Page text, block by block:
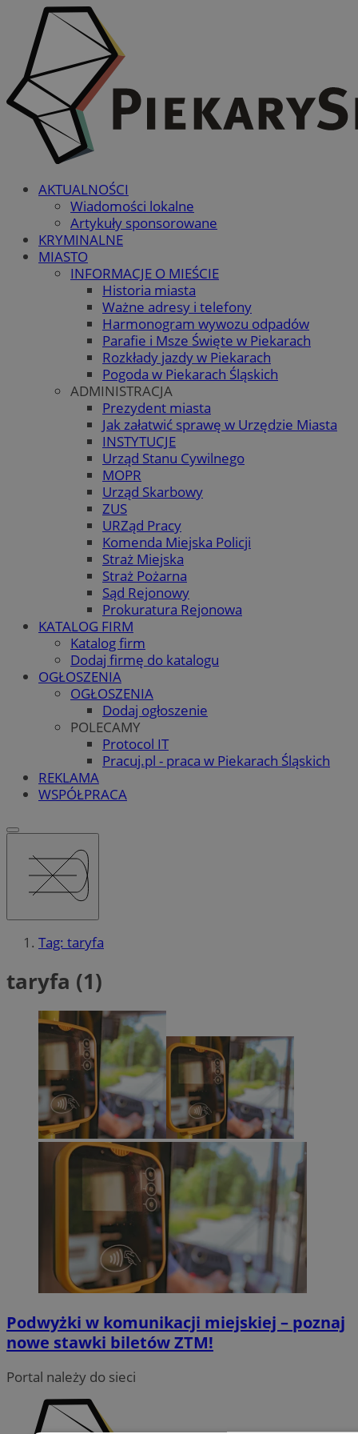
AKTUALNOŚCI
Wiadomości lokalne
Artykuły sponsorowane
KRYMINALNE
MIASTO
INFORMACJE O MIEŚCIE
Historia miasta
Ważne adresy i telefony
Harmonogram wywozu odpadów
Parafie i Msze Święte w Piekarach
Rozkłady jazdy w Piekarach
Pogoda w Piekarach Śląskich
ADMINISTRACJA
Prezydent miasta
Jak załatwić sprawę w Urzędzie Miasta
INSTYTUCJE
Urząd Stanu Cywilnego
MOPR
Urząd Skarbowy
ZUS
URZąd Pracy
Komenda Miejska Policji
Straż Miejska
Straż Pożarna
Sąd Rejonowy
Prokuratura Rejonowa
KATALOG FIRM
Katalog firm
Dodaj firmę do katalogu
OGŁOSZENIA
OGŁOSZENIA
Dodaj ogłoszenie
POLECAMY
Protocol IT
Pracuj.pl - praca w Piekarach Śląskich
REKLAMA
WSPÓŁPRACA
Tag: taryfa
taryfa (1)
Podwyżki w komunikacji miejskiej – poznaj
nowe stawki biletów ZTM!
Portal należy do sieci